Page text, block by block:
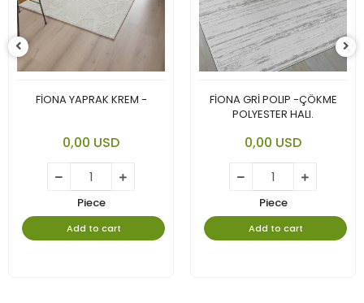
FİONA YAPRAK KREM -
0,00 USD
Piece
Add to cart
FİONA GRİ POLIP -ÇÖKME
POLYESTER HALI.
0,00 USD
Piece
Add to cart